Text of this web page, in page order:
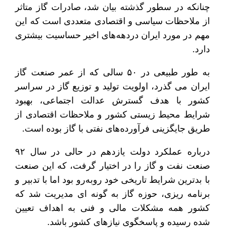
چنانکه در سطور گذشته بیان شد، صادرات گاز متاثر
از ملاحظات سیاسی و اقتصادی متعددی است که این
مهم در مورد ایران دردهه‌های اخیر حساسیت بیشتری
دارد.
به طور طبیعی در ۵۰ سالی که از عمر صنعت گاز
ایران می گذرد، اولویت تولید و توزیع گاز در سراسر
کشور با هدف گسترش عدالت اجتماعی، بهبود
شرایط محیط زیستی کشور و ملاحظات اقتصادی از
طریق جایگزینی فرآورده‌های نفتی با گاز بوده است.
درباره عملکرد دولت یازدهم در حالی در سال ۹۲
صنعت نفت و گاز را در اختیار گرفت، که این صنعت
با بدترین شرایط تاریخی خود روبه‌رو بود اما با تدبیر و
برنامه ریزی، حوزه گاز به گونه ای مدیریت شد که
کشور همه مشکلات مالی و فنی به اهداف تعیین
شده رسیده و پاسخگوی نیازهای کشور باشد.